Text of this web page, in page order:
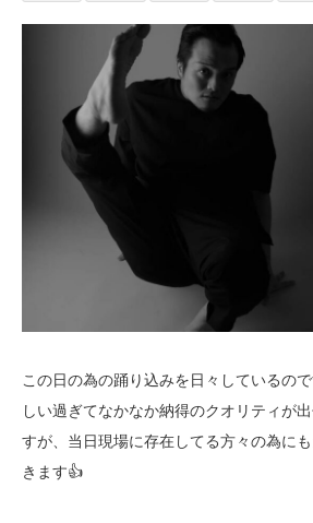
この日の為の踊り込みを日々しているの
しい過ぎてなかなか納得のクオリティが
すが、当日現場に存在してる方々の為に
きます👍